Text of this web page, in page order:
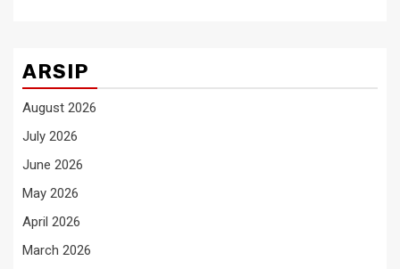
ARSIP
August 2026
July 2026
June 2026
May 2026
April 2026
March 2026